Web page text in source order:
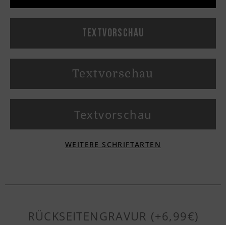
Textvorschau
Textvorschau
Textvorschau
WEITERE SCHRIFTARTEN
RÜCKSEITENGRAVUR (+6,99€)